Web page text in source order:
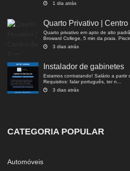
1 dia atrás
Quarto Privativo |
Quarto privativo em apto de alto
Broward College, 5 min da praia.
3 dias atrás
Instalador de gabinetes
Estamos contratando! Salário a partir
Requisitos: falar português, ter n...
3 dias atrás
CATEGORIA POPULAR
Automóveis